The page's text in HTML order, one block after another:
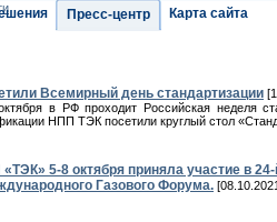
Пресс-центр Карта сайта
Всемирный день стандартизации
в РФ проходит Российская неделя
НПП ТЭК посетили круглый стол
5-8 октября приняла участие в
Газового Форума.